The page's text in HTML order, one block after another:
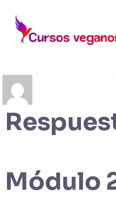
contenido
Módulo